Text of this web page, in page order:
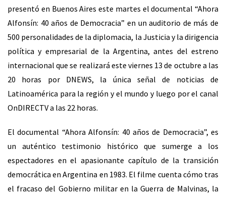
presentó en Buenos Aires este martes el documental “Ahora
Alfonsín: 40 años de Democracia” en un auditorio de más de
500 personalidades de la diplomacia, la Justicia y la dirigencia
política y empresarial de la Argentina, antes del estreno
internacional que se realizará este viernes 13 de octubre a las
20 horas por DNEWS, la única señal de noticias de
Latinoamérica para la región y el mundo y luego por el canal
OnDIRECTV a las 22 horas.
El documental “Ahora Alfonsín: 40 años de Democracia”, es
un auténtico testimonio histórico que sumerge a los
espectadores en el apasionante capítulo de la transición
democrática en Argentina en 1983. El filme cuenta cómo tras
el fracaso del Gobierno militar en la Guerra de Malvinas, la